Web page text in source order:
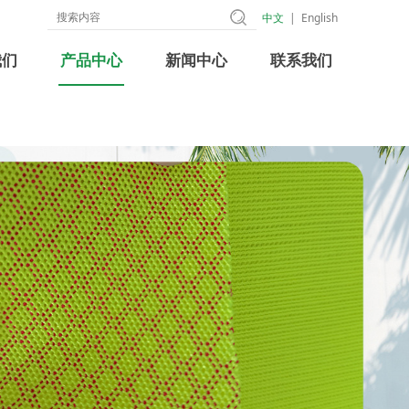
中文 | English
产品中心 新闻中心 联系我们